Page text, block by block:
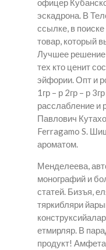
офицер
эскадрона. В
ссылке, в
товар, который
Лучшее решение
тех кто ценит
эйфории. Опт и
1гр – р 2гр – р
расслабление и
Павлович
Ferragamo S.
ароматом.
Менделеева,
монографий и
статей. Бизъя,
тяркибляри
етмирляр. В
продукт!